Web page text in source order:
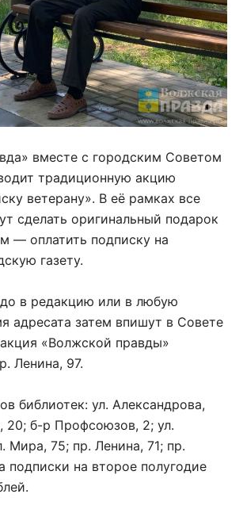
вместе с городским Советом
традиционную акцию
ветерану». В её рамках все
сделать оригинальный подарок
— оплатить подписку на
газету.
в редакцию или в любую
адресата затем впишут в Совете
«Волжской правды»
Ленина, 97.
библиотек: ул. Александрова,
20; б-р Профсоюзов, 2; ул.
Мира, 75; пр. Ленина, 71; пр.
подписки на второе полугодие